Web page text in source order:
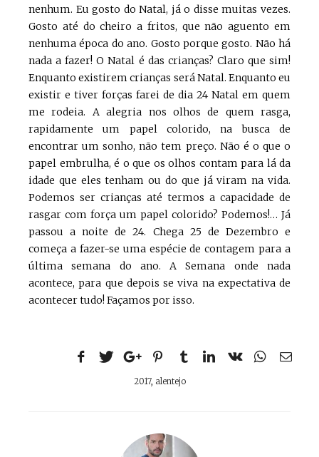
nenhum. Eu gosto do Natal, já o disse muitas vezes.
Gosto até do cheiro a fritos, que não aguento em
nenhuma época do ano. Gosto porque gosto. Não há
nada a fazer! O Natal é das crianças? Claro que sim!
Enquanto existirem crianças será Natal. Enquanto eu
existir e tiver forças farei de dia 24 Natal em quem
me rodeia. A alegria nos olhos de quem rasga,
rapidamente um papel colorido, na busca de
encontrar um sonho, não tem preço. Não é o que o
papel embrulha, é o que os olhos contam para lá da
idade que eles tenham ou do que já viram na vida.
Podemos ser crianças até termos a capacidade de
rasgar com força um papel colorido? Podemos!… Já
passou a noite de 24. Chega 25 de Dezembro e
começa a fazer-se uma espécie de contagem para a
última semana do ano. A Semana onde nada
acontece, para que depois se viva na expectativa de
acontecer tudo! Façamos por isso.
2017, alentejo